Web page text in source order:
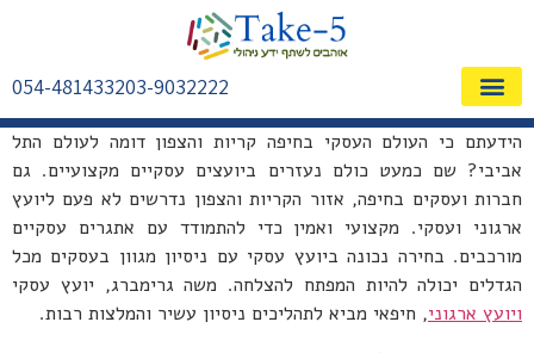
03-9032222
054-4814332
הידעתם כי העולם העסקי בחיפה קריות והצפון דומה לעולם התל
אביבי? שם כמעט כולם נעזרים ביועצים עסקיים מקצועיים. גם
חברות ועסקים בחיפה, אזור הקריות והצפון נדרשים לא פעם ליועץ
ארגוני ועסקי. מקצועי ואמין כדי להתמודד עם אתגרים עסקיים
מורכבים. בחירה נכונה ביועץ עסקי עם ניסיון מגוון בעסקים מכל
הגדלים יכולה להיות המפתח להצלחה. משה גרימברג, יועץ עסקי
ויועץ ארגוני, חיפאי מביא לתהליכים ניסיון עשיר והמלצות רבות.